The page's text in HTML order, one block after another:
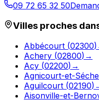
09 72 65 32 50
Villes proches
Abbécourt (02300)
Achery (02800) →
Acy (02200) →
Agnicourt-et-
Aguilcourt (02190)
Aisonville-et-